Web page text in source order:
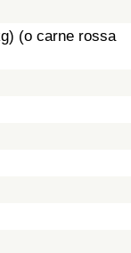
(o carne rossa
Sanitaria per
(Corrente)
per Nazione